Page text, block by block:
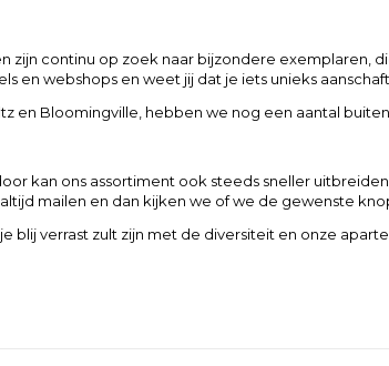
continu op zoek naar bijzondere exemplaren,
en webshops en weet jij dat je iets unieks aanschaft.
en Bloomingville, hebben we nog een aantal
kan ons assortiment ook steeds sneller
mailen en dan kijken we of we de gewenste
blij verrast zult zijn met de diversiteit en onze